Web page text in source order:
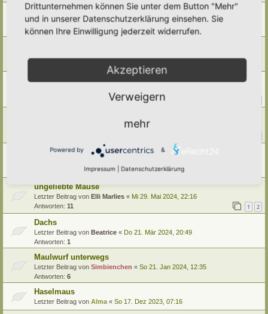
Silvester 2024 - Helft den Wildtieren
Letzter Beitrag vonVollblut-Hortusianer«Fr 9. Mai 2025, 09:24
Antworten:7
RÄTSEL: Tier macht Sachen
«Fr 16. Aug 2024, 08:23
Welches Tier war das? (Achtung: Bild von Tierkot)
ungeliebte Mäuse
Letzter Beitrag von Elli Marlies « Mi 29. Mai 2024, 22:16
Antworten: 11 1 2
Dachs
Letzter Beitrag von Beatrice « Do 21. Mär 2024, 20:49
Antworten: 1
Maulwurf unterwegs
Letzter Beitrag von Simbienchen « So 21. Jan 2024, 12:35
Antworten: 6
Haselmaus
Letzter Beitrag von Alma « So 17. Dez 2023, 07:16
Drittunternehmen können Sie unter dem Button "Mehr"
und in unserer Datenschutzerklärung einsehen. Sie
können Ihre Einwilligung jederzeit widerrufen.
Akzeptieren
Verweigern
mehr
Powered by &
Impressum Datenschutzerklärung